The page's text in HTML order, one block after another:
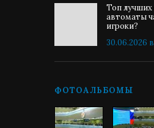
Топ лучших
автоматы
игроки?
30.06.2026
ФОТОАЛЬБОМЫ